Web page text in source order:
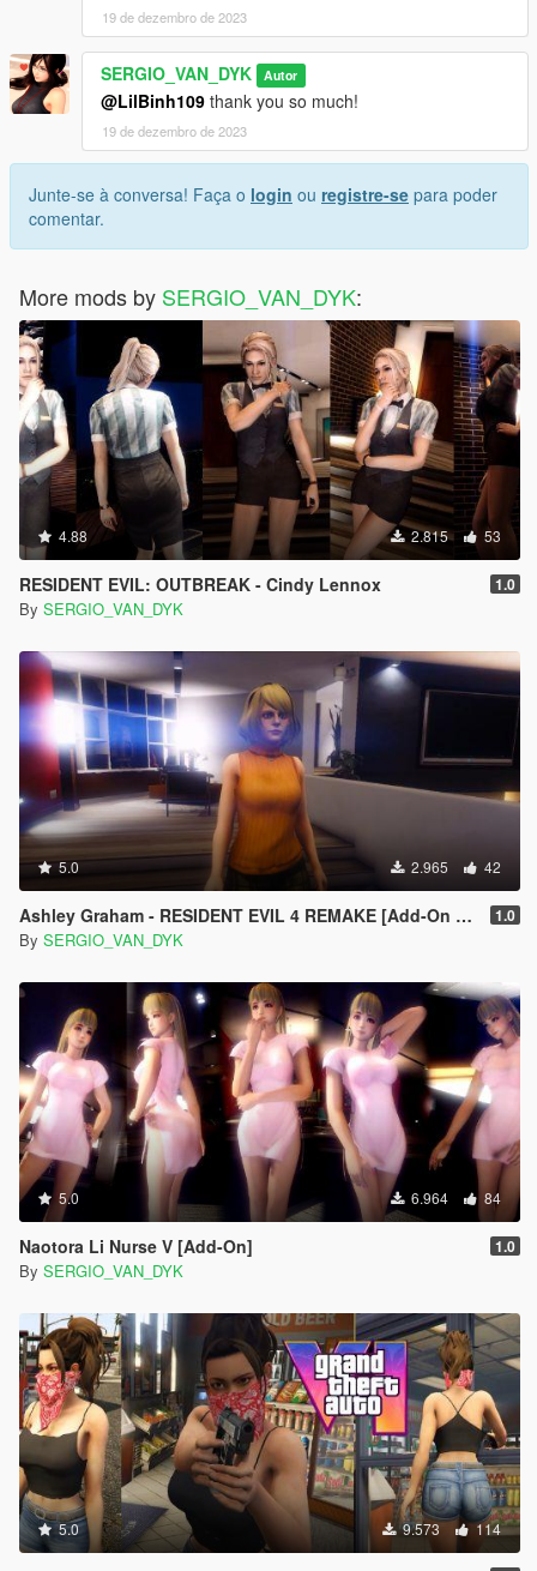
19 de dezembro de 2023
SERGIO_VAN_DYK Autor
@LilBinh109 thank you so much!
19 de dezembro de 2023
Junte-se à conversa! Faça o login ou registre-se para poder
comentar.
More mods by SERGIO_VAN_DYK:
4.88 2.815 53
RESIDENT EVIL: OUTBREAK - Cindy Lennox 1.0
By SERGIO_VAN_DYK
5.0 2.965 42
Ashley Graham - RESIDENT EVIL 4 REMAKE [Add-On Ped] 1.0
By SERGIO_VAN_DYK
5.0 6.964 84
Naotora Li Nurse V [Add-On] 1.0
By SERGIO_VAN_DYK
5.0 9.573 114